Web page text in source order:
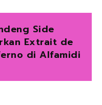
Side
Extrait de
di Alfamidi